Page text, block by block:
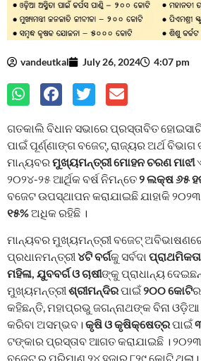
vandeutkal July 26, 2024 4:07 pm
ଗତକାଲି ବିଧାନ ସଭାରେ ପ୍ରସ୍ତାବିତ
ପାଇଁ ପୂର୍ଣ୍ଣାଙ୍ଗ ବଜେଟ୍, ରାଜ୍ୟର ଅର୍ଥ ବିଭାଗ
ମାନ୍ୟବର ମୁଖ୍ୟମନ୍ତ୍ରୀ ମୋହନ ଚରଣ ମାଝୀ
୨୦୨୪-୨୫ ଆର୍ଥିକ ବର୍ଷ ନିମନ୍ତେ୨ ଲକ୍ଷ ୬୫
ବଜେଟ ଉପସ୍ଥାପନ କରାଯାଇଛି ଯାହାକି
୧୫%ଅଧିକ ରହିଛି ।
ମାନ୍ୟବର ମୁଖ୍ୟମନ୍ତ୍ରୀ ବଜେଟ୍
ପ୍ରଧାନମନ୍ତ୍ରୀ୪ଟି ବର୍ଗକୁ ସର୍ବଦା ପ୍ରାଥମିକତା
ମହିଳା, ଯୁବବର୍ଗ ଓ ଚାଷୀଙ୍କୁ ପ୍ରାଧାନ୍ୟ
ମୁଖ୍ୟମନ୍ତ୍ରୀଶ୍ରୀମନ୍ଦିରପାଇଁ୨୦୦ କୋଟି
କହିଛନ୍ତି, ମହାପ୍ରଭୁ ଜଗନ୍ନାଥଙ୍କ ବିନା
କରିବା ଅସମ୍ଭବ। କୃଷି ଓ କୃଷିକ୍ଷେତ୍ରପାଇଁ
ଟଙ୍କାର ପ୍ରସ୍ତାବ ଆଗତ କରାଯାଇଛି ।
ବଜେଟ୍ ର ପରିମାଣ ୨୪ ହଜାର ୮୨୯ କୋଟି ଥିଲା।